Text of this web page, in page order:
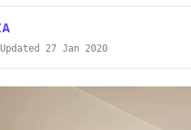
27 Jan 2020